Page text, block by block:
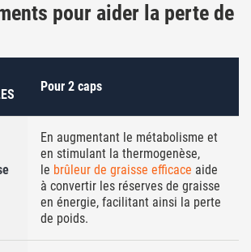
pour aider la perte de
Pour 2 caps
En augmentant le métabolisme et
en stimulant la thermogenèse,
le brûleur de graisse efficace aide
à convertir les réserves de graisse
en énergie, facilitant ainsi la perte
de poids.